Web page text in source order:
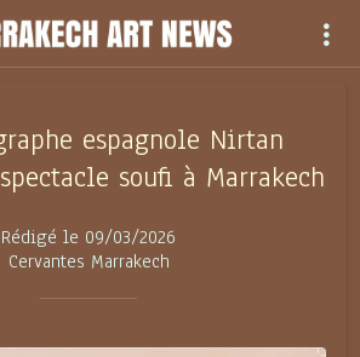
espagnole Nirtan
soufi à Marrakech
Rédigé le 09/03/2026
Cervantes Marrakech